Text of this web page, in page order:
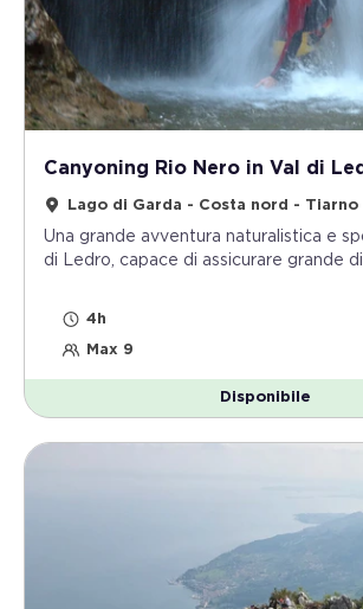
Canyoning Rio Nero in Val di
Lago di Garda - Costa nord - Tiarno
Una grande avventura naturalistica e
di Ledro, capace di assicurare grande
4h
Max 9
Disponibile